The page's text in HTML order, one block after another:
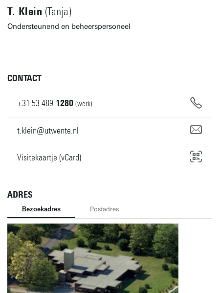
T. Klein (Tanja)
Ondersteunend en beheerspersoneel
CONTACT
+31 53 489 1280 (werk)
t.klein@utwente.nl
Visitekaartje (vCard)
ADRES
Bezoekadres Postadres